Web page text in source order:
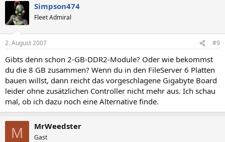
Simpson474
Fleet Admiral
2. August 2007 #9
Gibts denn schon 2-GB-DDR2-Module? Oder wie bekommst
du die 8 GB zusammen? Wenn du in den FileServer 6 Platten
bauen willst, dann reicht das vorgeschlagene Gigabyte Board
leider ohne zusätzlichen Controller nicht mehr aus. Ich schau
mal, ob ich dazu noch eine Alternative finde.
M MrWeedster
Gast